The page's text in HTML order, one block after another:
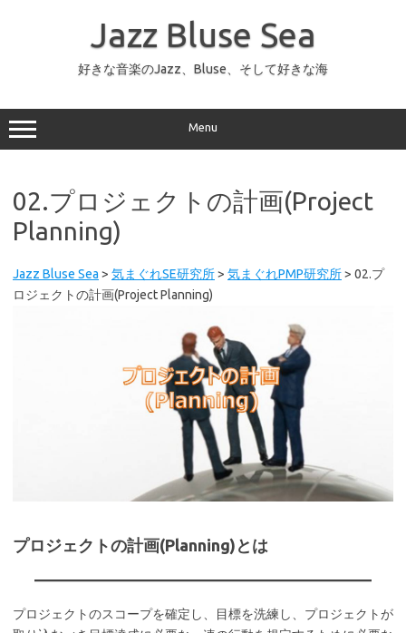
ッ
プ
Jazz Bluse Sea
好きな音楽のJazz、Bluse、そして好きな海
Menu
02.プロジェクトの計画(Project
Planning)
Jazz Bluse Sea > 気まぐれSE研究所> 気まぐれPMP研究所> 02.プ
ロジェクトの計画(Project Planning)
プロジェクトの計画(Planning)とは
プロジェクトのスコープを確定し、目標を洗練し、プロジェクトが